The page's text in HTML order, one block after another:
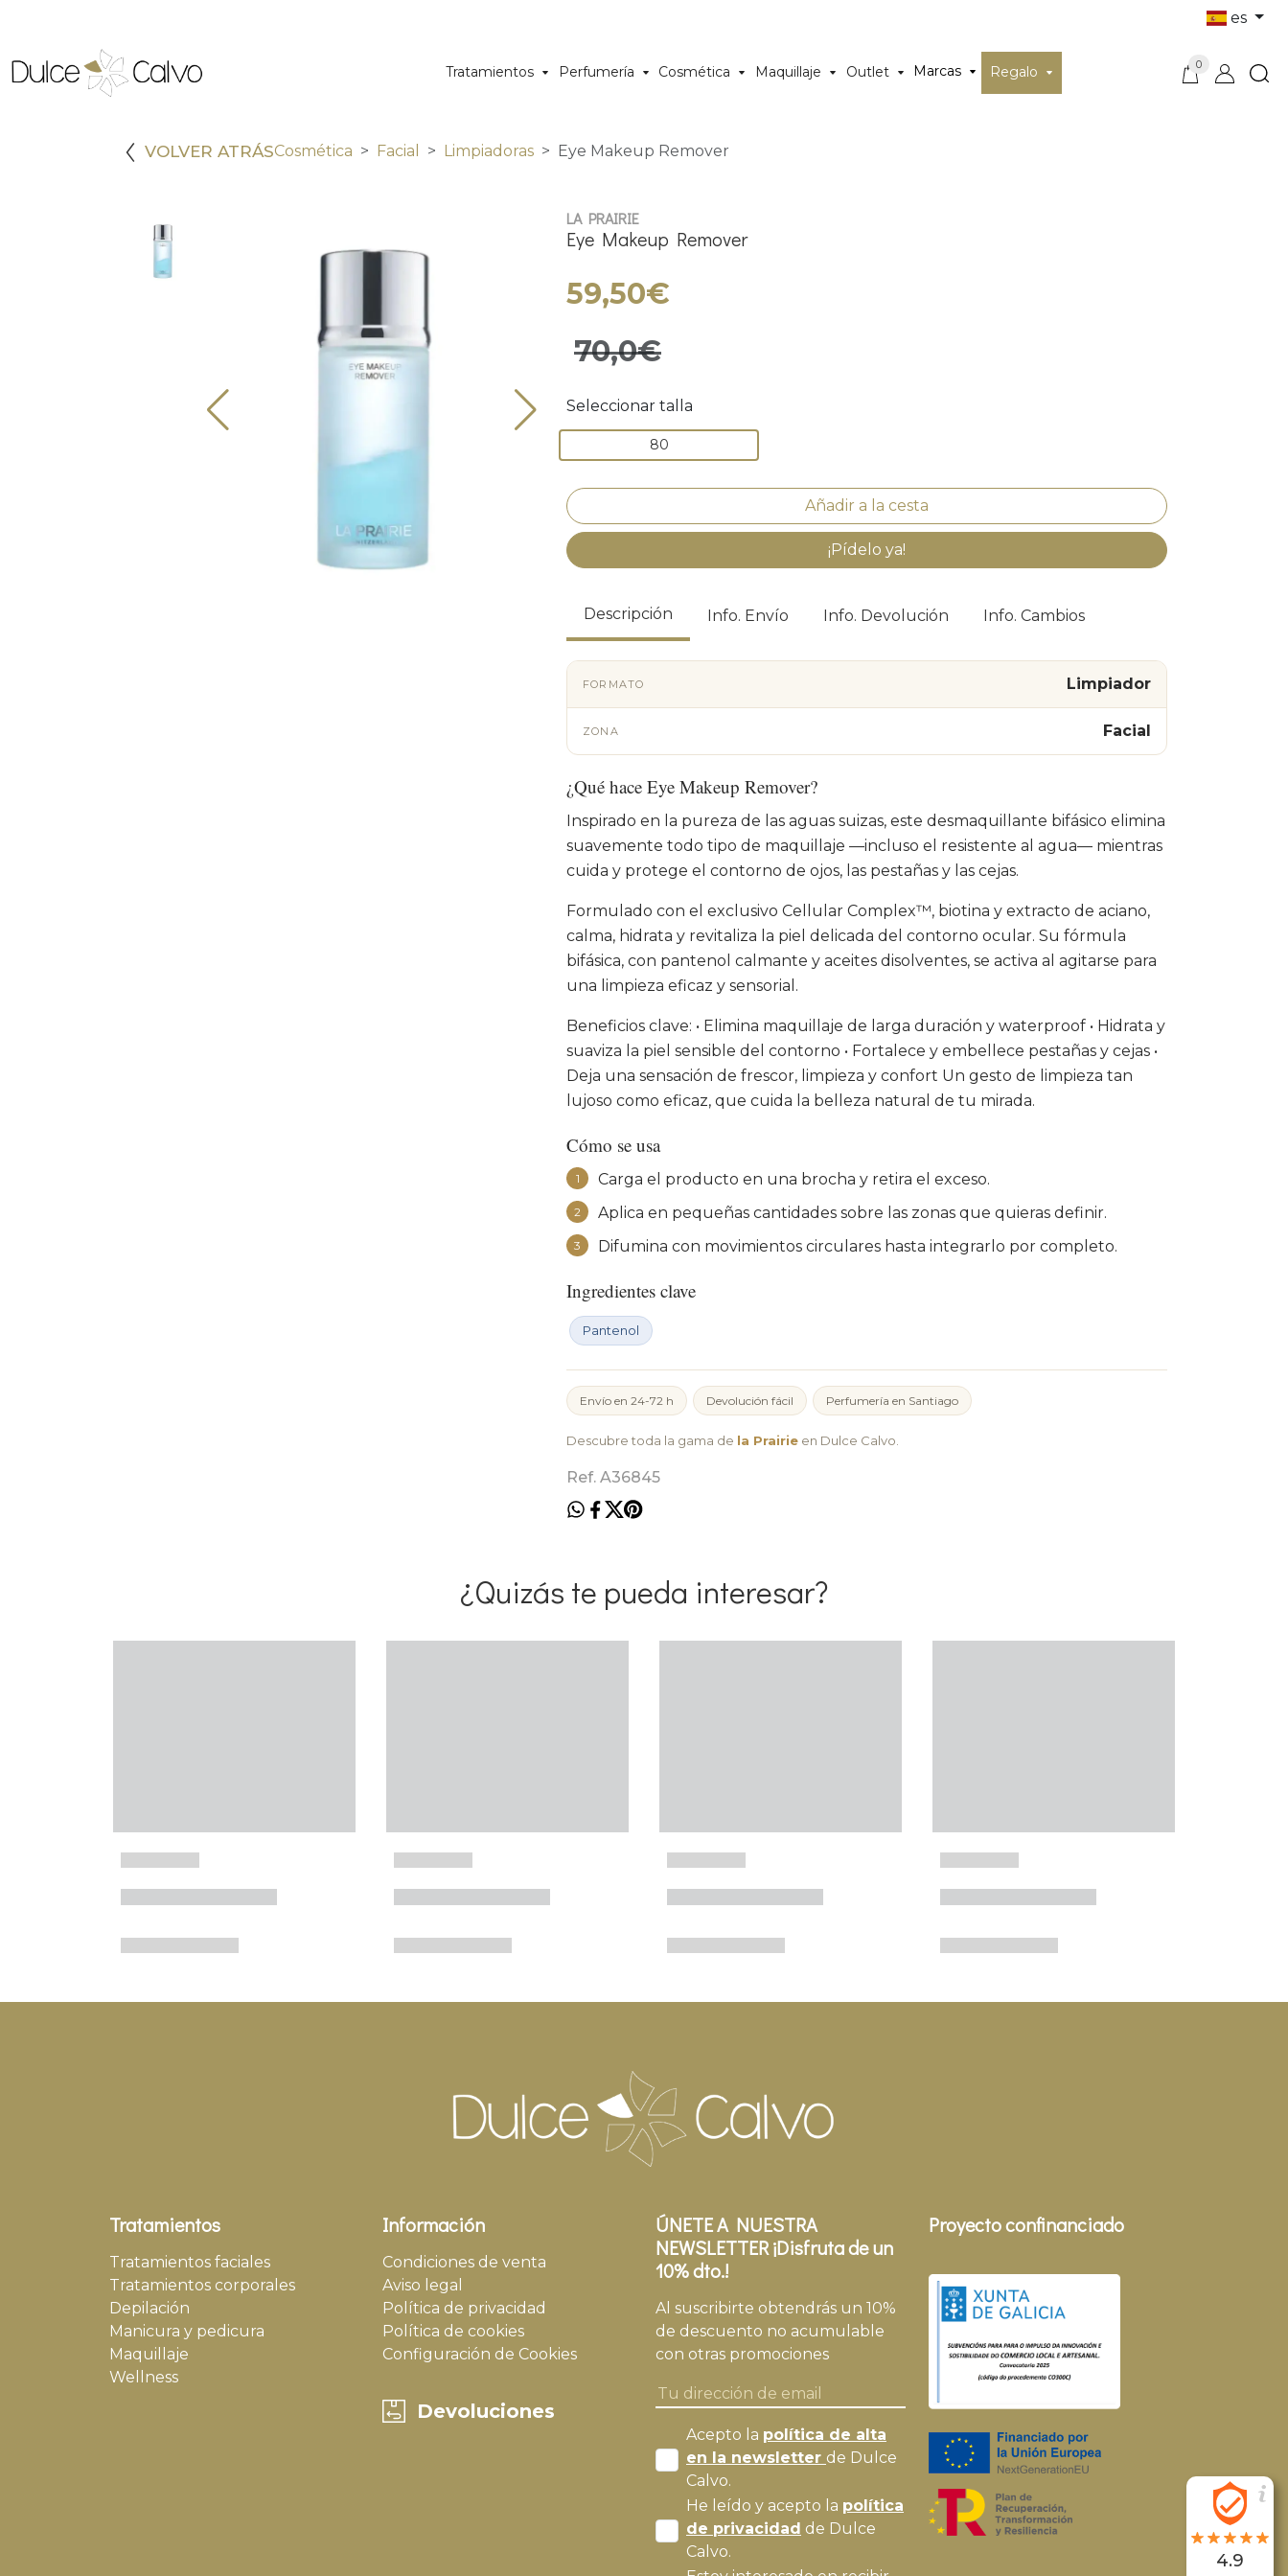
es
Tratamientos Perfumería Cosmética Maquillaje Outlet Marcas Regalo 0
VOLVER ATRÁSCosmética Facial Limpiadoras Eye Makeup Remover
LA PRAIRIE
Eye Makeup Remover
59,50€
70,0€
Seleccionar talla
80
¡Pídelo ya!
Descripción Info. Envío Info. Devolución Info. Cambios
FORMATO Limpiador
ZONA Facial
¿Qué hace Eye Makeup Remover?
Inspirado en la pureza de las aguas suizas, este desmaquillante bifásico elimina
suavemente todo tipo de maquillaje —incluso el resistente al agua— mientras
cuida y protege el contorno de ojos, las pestañas y las cejas.
Formulado con el exclusivo Cellular Complex™, biotina y extracto de aciano,
calma, hidrata y revitaliza la piel delicada del contorno ocular. Su fórmula
bifásica, con pantenol calmante y aceites disolventes, se activa al agitarse para
una limpieza eficaz y sensorial.
Beneficios clave: • Elimina maquillaje de larga duración y waterproof • Hidrata y
suaviza la piel sensible del contorno • Fortalece y embellece pestañas y cejas •
Deja una sensación de frescor, limpieza y confort Un gesto de limpieza tan
lujoso como eficaz, que cuida la belleza natural de tu mirada.
Cómo se usa
1 Carga el producto en una brocha y retira el exceso.
2 Aplica en pequeñas cantidades sobre las zonas que quieras definir.
3 Difumina con movimientos circulares hasta integrarlo por completo.
Ingredientes clave
Pantenol
Envío en 24-72 h Devolución fácil Perfumería en Santiago
Descubre toda la gama de la Prairie en Dulce Calvo.
Ref. A36845
¿Quizás te pueda interesar?
Tratamientos
Tratamientos faciales
Tratamientos corporales
Depilación
Manicura y pedicura
Maquillaje
Wellness
Información
Condiciones de venta
Aviso legal
Política de privacidad
Política de cookies
Configuración de Cookies
Devoluciones
ÚNETE A NUESTRA
NEWSLETTER ¡Disfruta de un
10% dto.!
Al suscribirte obtendrás un 10%
de descuento no acumulable
con otras promociones
Acepto la política de alta
en la newsletter de Dulce
Calvo.
He leído y acepto la política
de privacidad de Dulce
Calvo.
Proyecto confinanciado
4.9